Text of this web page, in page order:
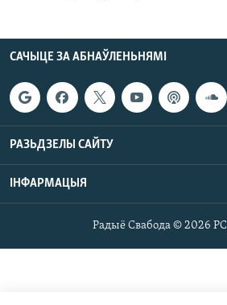
САЧЫЦЕ ЗА АБНАЎЛЕНЬНЯМІ
РАЗЬДЗЕЛЫ САЙТУ
ІНФАРМАЦЫЯ
Радыё Свабода © 2026